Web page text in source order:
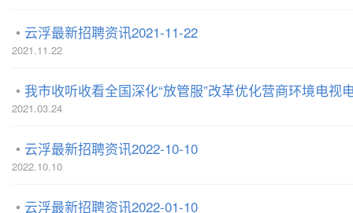
云浮最新招聘资讯2021-11-22
2021.11.22
我市收听收看全国深化“放管服”改革优化营商环境电视
2021.03.24
云浮最新招聘资讯2022-10-10
2022.10.10
云浮最新招聘资讯2022-01-10